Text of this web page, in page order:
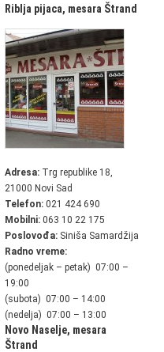
Riblja pijaca, mesara Štrand
Adresa: Trg republike 18,
21000 Novi Sad
Telefon: 021 424 690
Mobilni: 063 10 22 175
Poslovođa: Siniša Samardžija
Radno vreme:
(ponedeljak – petak) 07:00 –
19:00
(subota) 07:00 – 14:00
(nedelja) 07:00 – 13:00
Novo Naselje, mesara
Štrand